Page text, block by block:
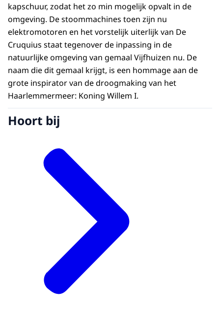
kapschuur, zodat het zo min mogelijk opvalt in de
omgeving. De stoommachines toen zijn nu
elektromotoren en het vorstelijk uiterlijk van De
Cruquius staat tegenover de inpassing in de
natuurlijke omgeving van gemaal Vijfhuizen nu. De
naam die dit gemaal krijgt, is een hommage aan de
grote inspirator van de droogmaking van het
Haarlemmermeer: Koning Willem I.
Hoort bij